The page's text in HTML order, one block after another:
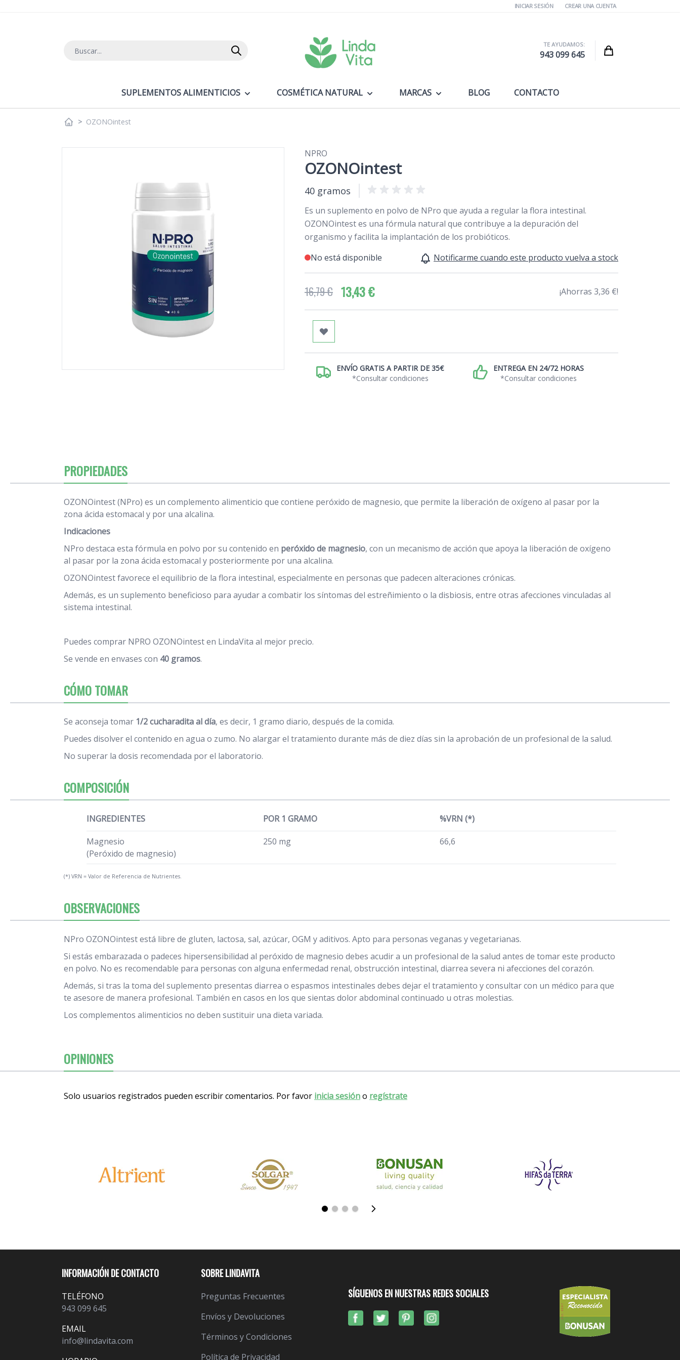
INICIAR SESIÓN CREAR UNA CUENTA
Buscar
TE AYUDAMOS:
943 099 645 Cart
SUPLEMENTOS ALIMENTICIOS COSMÉTICA NATURAL MARCAS BLOG CONTACTO
> OZONOintest
NPRO
OZONOintest
40 gramos
Es un suplemento en polvo de NPro que ayuda a regular la flora intestinal.
OZONOintest es una fórmula natural que contribuye a la depuración del
organismo y facilita la implantación de los probióticos.
No está disponible
Notificarme cuando este producto vuelva a stock
16,79 € 13,43 € ¡Ahorras 3,36 €!
ENVÍO GRATIS A PARTIR DE 35€
*Consultar condiciones
ENTREGA EN 24/72 HORAS
*Consultar condiciones
PROPIEDADES
OZONOintest (NPro) es un complemento alimenticio que contiene peróxido de magnesio, que permite la liberación de oxígeno al pasar por la
zona ácida estomacal y por una alcalina.
Indicaciones
NPro destaca esta fórmula en polvo por su contenido en peróxido de magnesio, con un mecanismo de acción que apoya la liberación de oxígeno
al pasar por la zona ácida estomacal y posteriormente por una alcalina.
OZONOintest favorece el equilibrio de la flora intestinal, especialmente en personas que padecen alteraciones crónicas.
Además, es un suplemento beneficioso para ayudar a combatir los síntomas del estreñimiento o la disbiosis, entre otras afecciones vinculadas al
sistema intestinal.
Puedes comprar NPRO OZONOintest en LindaVita al mejor precio.
Se vende en envases con 40 gramos.
CÓMO TOMAR
Se aconseja tomar 1/2 cucharadita al día, es decir, 1 gramo diario, después de la comida.
Puedes disolver el contenido en agua o zumo. No alargar el tratamiento durante más de diez días sin la aprobación de un profesional de la salud.
No superar la dosis recomendada por el laboratorio.
COMPOSICIÓN
INGREDIENTES POR 1 GRAMO %VRN (*)
Magnesio
(Peróxido de magnesio)
250 mg 66,6
(*) VRN = Valor de Referencia de Nutrientes.
OBSERVACIONES
NPro OZONOintest está libre de gluten, lactosa, sal, azúcar, OGM y aditivos. Apto para personas veganas y vegetarianas.
Si estás embarazada o padeces hipersensibilidad al peróxido de magnesio debes acudir a un profesional de la salud antes de tomar este producto
en polvo. No es recomendable para personas con alguna enfermedad renal, obstrucción intestinal, diarrea severa ni afecciones del corazón.
Además, si tras la toma del suplemento presentas diarrea o espasmos intestinales debes dejar el tratamiento y consultar con un médico para que
te asesore de manera profesional. También en casos en los que sientas dolor abdominal continuado u otras molestias.
Los complementos alimenticios no deben sustituir una dieta variada.
OPINIONES
Solo usuarios registrados pueden escribir comentarios. Por favor inicia sesióno regístrate
INFORMACIÓN DE CONTACTO
TELÉFONO
943 099 645
EMAIL
info@lindavita.com
SOBRE LINDAVITA
Preguntas Frecuentes
Envíos y Devoluciones
Términos y Condiciones
Política de Privacidad
SÍGUENOS EN NUESTRAS REDES SOCIALES